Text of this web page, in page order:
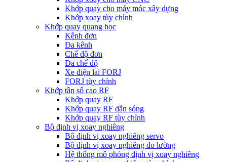
Khớp quay cho máy móc xây dựng
Khớp xoay tùy chỉnh
Khớp quay quang học
Kênh đơn
Đa kênh
Chế độ đơn
Đa chế độ
Xe điện lai FORJ
FORJ tùy chỉnh
Khớp tần số cao RF
Khớp quay RF
Khớp quay RF dẫn sóng
Khớp quay RF tùy chỉnh
Bộ định vị xoay nghiêng
Bộ định vị xoay nghiêng servo
Bộ định vị xoay nghiêng đo lường
Hệ thống mô phỏng định vị xoay nghiêng